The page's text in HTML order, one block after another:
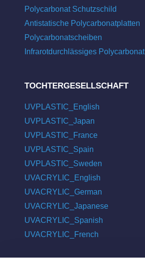
Polycarbonat Schutzschild
Antistatische Polycarbonatplatten
Polycarbonatscheiben
Infrarotdurchlässiges Polycarbonat
TOCHTERGESELLSCHAFT
UVPLASTIC_English
UVPLASTIC_Japan
UVPLASTIC_France
UVPLASTIC_Spain
UVPLASTIC_Sweden
UVACRYLIC_English
UVACRYLIC_German
UVACRYLIC_Japanese
UVACRYLIC_Spanish
UVACRYLIC_French